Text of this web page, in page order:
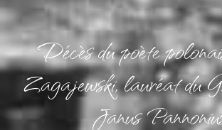
Décès du poète
Zagajewski, lauréat du
Janus